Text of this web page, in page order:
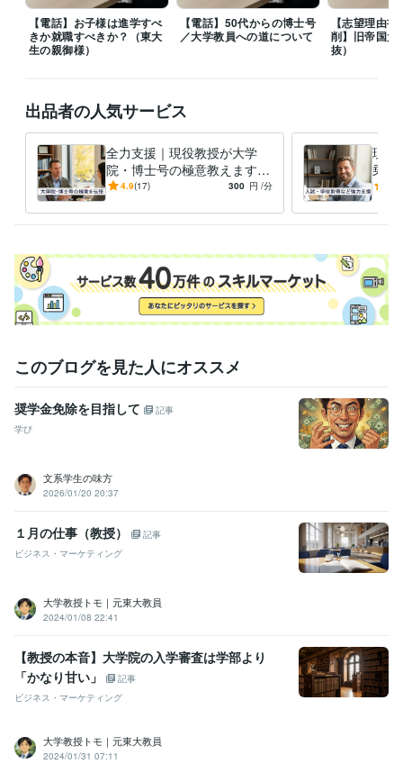
ィカルフロンティアセミナー 日本再生医療学会総会、ランチョンセ
ミナー 日本心臓リハビリテーション学会学術集会 シンポジウム 学生
野球連盟 春季リーグ戦 優秀選手賞
資格・検定
高等学校教諭免許 取得年 : 2000年
健康運動指導士 取得年 : 2015年
ビジネス・クリエイティブツール
Excel:25年Google サイト:18年PowerPoint:25年Word:25年
Adobe Photoshop:24年
Adobe Illustrator:21年
学習指導・資格・キャリア相談
ア相談
【社会人向け】リーダー・マネジメント
【心理的サポート】
お悩み・愚痴の傾聴 【雑談・話し相手】気軽にフリートーク
【健
康・美活】運動・筋トレ相談 【スキルアップ】人前で話すコツ
健康 キャリア 仕事 美容 悩み 相談 筋トレ 大学 学生
私立大学 1997年3月 ~ 2001年2月
国公立大学 2001年3月 ~ 2003年2月
国公立大学 2003年3月 ~ 2007年2月
【電話】お子様は進学すべ
きか就職すべきか？（東大
生の親御様）
【電話】50代からの博士号
／大学教員への道について
【志望理由
削】旧帝国大
抜）
出品者の人気サービス
全力支援｜現役教授が大学
院・博士号の極意教えます
⭐️【脱・失敗】現役教授が学
⭐️
4.9(17) 300 円 /分
現役
乗り
ど人
このブログを見た人にオススメ
奨学金免除を目指して
記事
学び
文系学生の味方
2026/01/20 20:37
１月の仕事（教授）
記事
ビジネス・マーケティング
大学教授トモ｜元東大教員
2024/01/08 22:41
【教授の本音】大学院の入学審査は学部より
「かなり甘い」
記事
ビジネス・マーケティング
大学教授トモ｜元東大教員
2024/01/31 07:11